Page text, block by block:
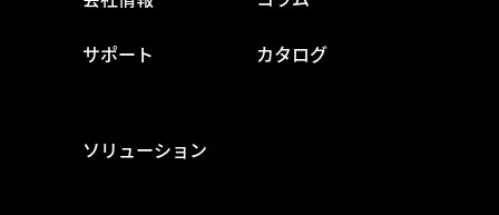
サポート カタログ
ソリューション